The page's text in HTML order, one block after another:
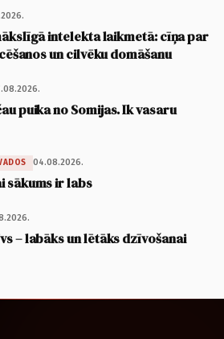
intelekta laikmetā: cīņa par
un cilvēku domāšanu
puika no Somijas. Ik vasaru
04.08.2026.
sākums ir labs
– labāks un lētāks dzīvošanai